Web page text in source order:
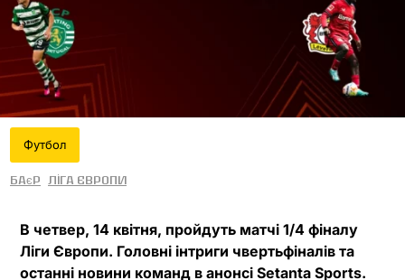
Футбол
Баєр Ліга Європи
В четвер, 14 квітня, пройдуть матчі 1/4 фіналу
Ліги Європи. Головні інтриги чвертьфіналів та
останні новини команд в анонсі Setanta Sports.